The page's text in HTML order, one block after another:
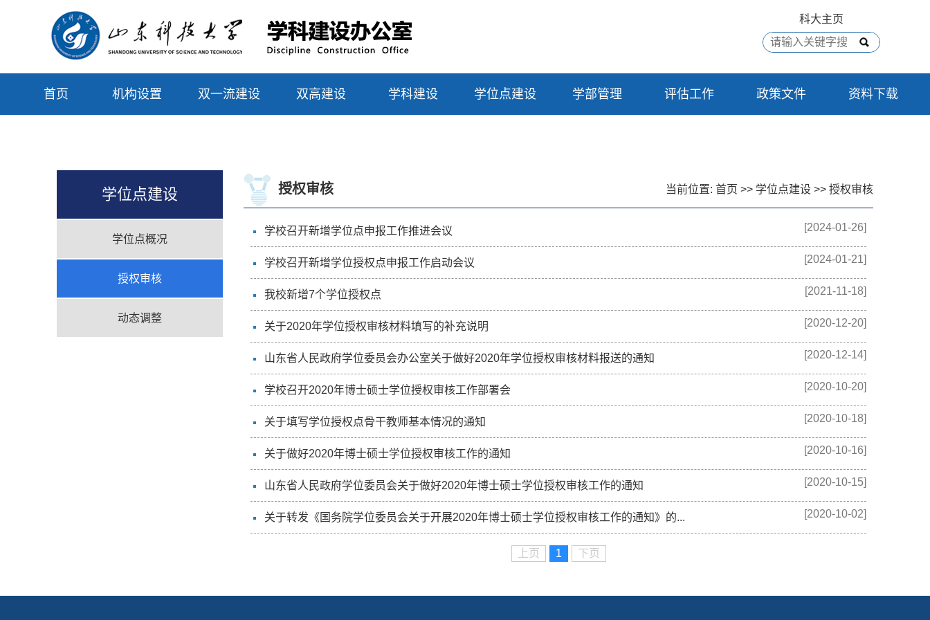
科大主页
首页 机构设置 双一流建设 双高建设 学科建设 学位点建设 学部管理 评估工作 政策文件 资料下载
学位点建设
学位点概况
授权审核
动态调整
授权审核 当前位置: 首页 >> 学位点建设 >> 授权审核
[2024-01-26]
学校召开新增学位点申报工作推进会议
[2024-01-21]
学校召开新增学位授权点申报工作启动会议
[2021-11-18]
我校新增7个学位授权点
[2020-12-20]
关于2020年学位授权审核材料填写的补充说明
[2020-12-14]
山东省人民政府学位委员会办公室关于做好2020年学位授权审核材料报送的通知
[2020-10-20]
学校召开2020年博士硕士学位授权审核工作部署会
[2020-10-18]
关于填写学位授权点骨干教师基本情况的通知
[2020-10-16]
关于做好2020年博士硕士学位授权审核工作的通知
[2020-10-15]
山东省人民政府学位委员会关于做好2020年博士硕士学位授权审核工作的通知
[2020-10-02]
关于转发《国务院学位委员会关于开展2020年博士硕士学位授权审核工作的通知》的...
上页 1 下页